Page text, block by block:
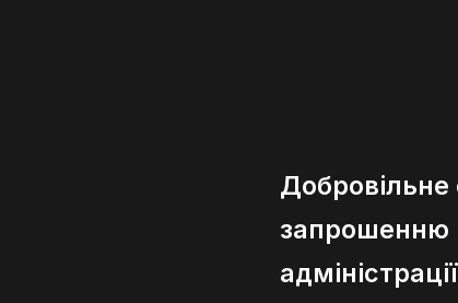
запрошенню